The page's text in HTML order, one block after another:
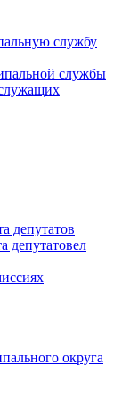
службу
службы
депутатов
депутатовел
округа